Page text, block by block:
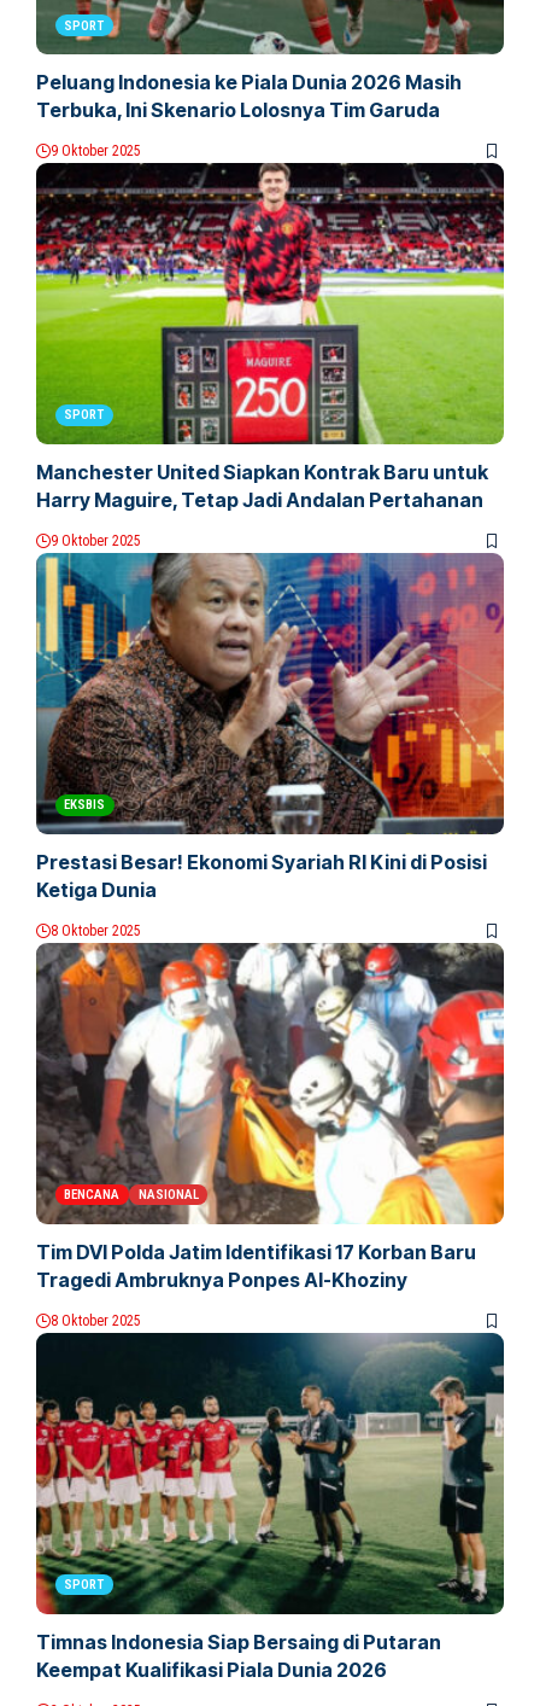
SPORT
Peluang Indonesia ke Piala Dunia 2026 Masih
Terbuka, Ini Skenario Lolosnya Tim Garuda
9 Oktober 2025
SPORT
Manchester United Siapkan Kontrak Baru untuk
Harry Maguire, Tetap Jadi Andalan Pertahanan
9 Oktober 2025
EKSBIS
Prestasi Besar! Ekonomi Syariah RI Kini di Posisi
Ketiga Dunia
8 Oktober 2025
BENCANA NASIONAL
Tim DVI Polda Jatim Identifikasi 17 Korban Baru
Tragedi Ambruknya Ponpes Al-Khoziny
8 Oktober 2025
SPORT
Timnas Indonesia Siap Bersaing di Putaran
Keempat Kualifikasi Piala Dunia 2026